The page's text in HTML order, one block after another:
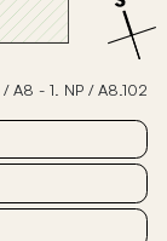
/ A8 - 1. NP / A8.102